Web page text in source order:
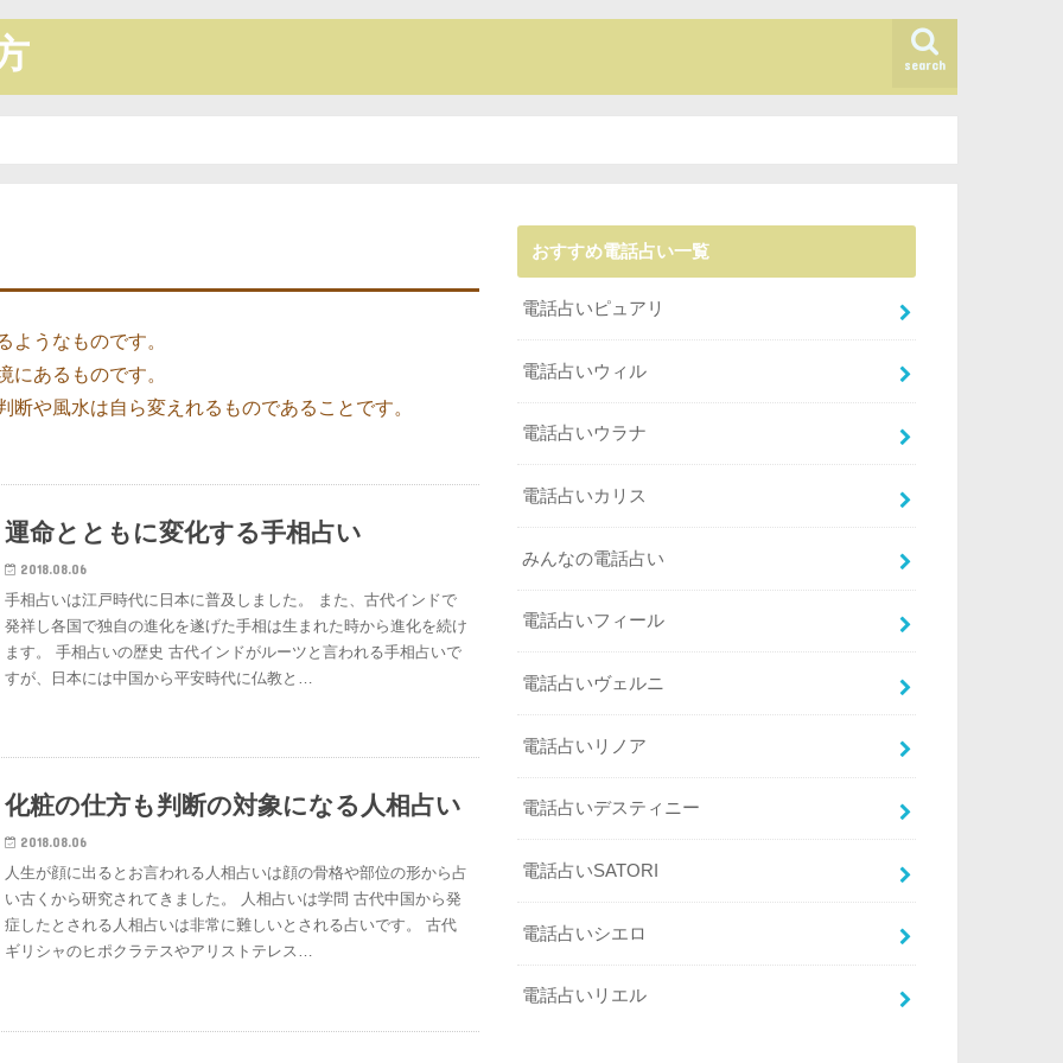
search
うなものです。
あるものです。
や風水は自ら変えれるものであることです。
運命とともに変化する手相占い
2018.08.06
手相占いは江戸時代に日本に普及しました。 また、古代インドで
発祥し各国で独自の進化を遂げた手相は生まれた時から進化を続け
ます。 手相占いの歴史 古代インドがルーツと言われる手相占いで
すが、日本には中国から平安時代に仏教と…
化粧の仕方も判断の対象になる人相占い
2018.08.06
人生が顔に出るとお言われる人相占いは顔の骨格や部位の形から占
い古くから研究されてきました。 人相占いは学問 古代中国から発
症したとされる人相占いは非常に難しいとされる占いです。 古代
ギリシャのヒポクラテスやアリストテレス…
おすすめ電話占い一覧
電話占いピュアリ
電話占いウィル
電話占いウラナ
電話占いカリス
みんなの電話占い
電話占いフィール
電話占いヴェルニ
電話占いリノア
電話占いデスティニー
電話占いSATORI
電話占いシエロ
電話占いリエル